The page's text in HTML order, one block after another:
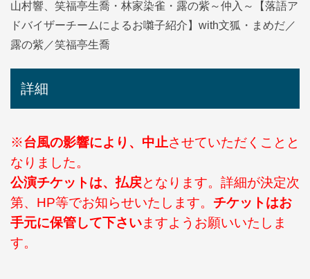
山村響、笑福亭生喬・林家染雀・露の紫～仲入～【落語ア
ドバイザーチームによるお囃子紹介】with文狐・まめだ／
露の紫／笑福亭生喬
詳細
※台風の影響により、中止させていただくことと
なりました。
公演チケットは、払戻となります。詳細が決定次
第、 HP等でお知らせいたします。 チケットはお
手元に保管して下さいますようお願いいたしま
す。